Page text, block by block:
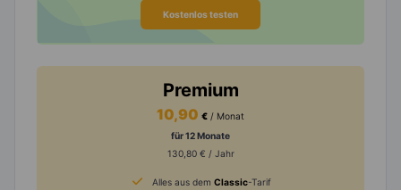
Kostenlos testen
Premium
10,90 € / Monat
für 12 Monate
130,80 € / Jahr
Alles aus dem Classic-Tarif